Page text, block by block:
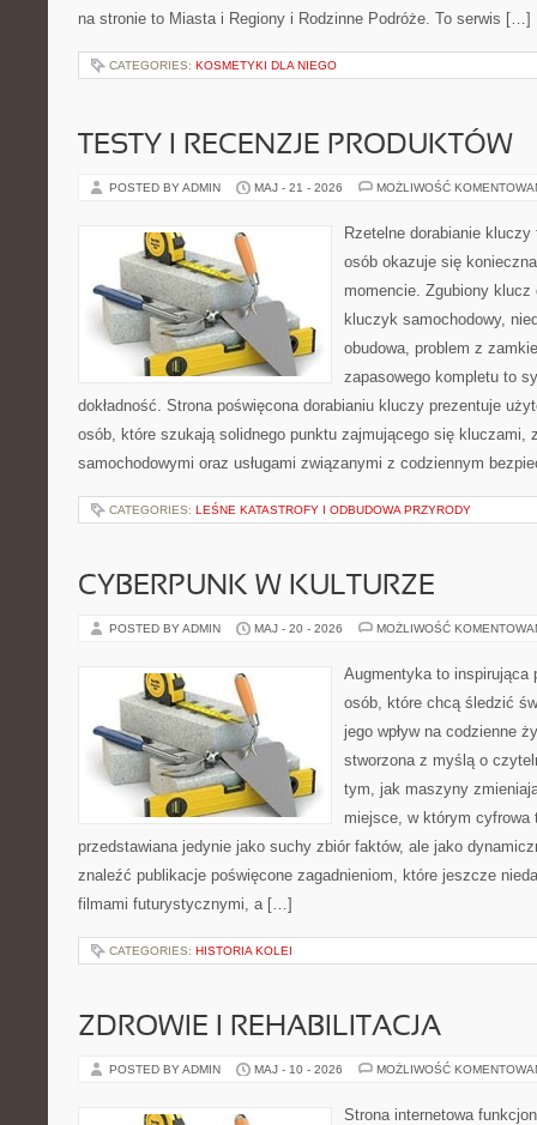
na stronie to Miasta i Regiony i Rodzinne Podróże. To serwis […]
CATEGORIES: KOSMETYKI DLA NIEGO
TESTY I RECENZJE PRODUKTÓW
POSTED BY ADMIN MAJ - 21 - 2026 MOŻLIWOŚĆ
Rzetelne dorabianie
osób okazuje się
momencie. Zgubiony
kluczyk samochodowy,
obudowa, problem z
zapasowego kompletu to
dokładność. Strona poświęcona dorabianiu kluczy prezentuje
osób, które szukają solidnego punktu zajmującego się kluczami,
samochodowymi oraz usługami związanymi z codziennym
CATEGORIES: LEŚNE KATASTROFY I ODBUDOWA PRZYRODY
CYBERPUNK W KULTURZE
POSTED BY ADMIN MAJ - 20 - 2026 MOŻLIWOŚĆ
Augmentyka to inspirująca
osób, które chcą śledzić
jego wpływ na codzienne
stworzona z myślą o
tym, jak maszyny
miejsce, w którym cyfrowa
przedstawiana jedynie jako suchy zbiór faktów, ale jako
znaleźć publikacje poświęcone zagadnieniom, które jeszcze
filmami futurystycznymi, a […]
CATEGORIES: HISTORIA KOLEI
ZDROWIE I REHABILITACJA
POSTED BY ADMIN MAJ - 10 - 2026 MOŻLIWOŚĆ
Strona internetowa